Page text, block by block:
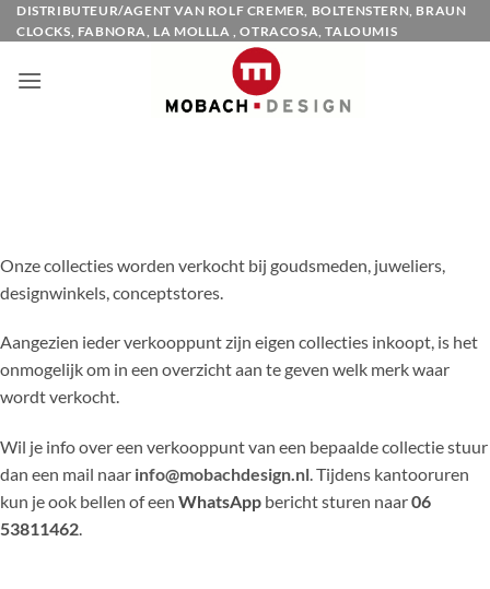
Ga
naar
DISTRIBUTEUR/AGENT VAN ROLF CREMER, BOLTENSTERN, BRAUN
CLOCKS, FABNORA, LA MOLLLA , OTRACOSA, TALOUMIS
Onze collecties worden verkocht bij goudsmeden, juweliers,
designwinkels, conceptstores.
Aangezien ieder verkooppunt zijn eigen collecties inkoopt, is het
onmogelijk om in een overzicht aan te geven welk merk waar
wordt verkocht.
Wil je info over een verkooppunt van een bepaalde collectie stuur
dan een mail naar info@mobachdesign.nl. Tijdens kantooruren
kun je ook bellen of een WhatsApp bericht sturen naar06
53811462.